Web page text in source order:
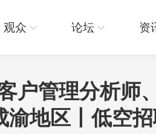
观众 论坛 资
户管理分析师
地区丨低空
论坛 资讯